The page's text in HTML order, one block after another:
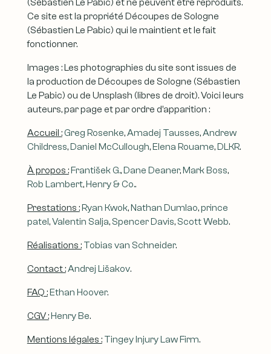
(Sébastien Le Pabic) et ne peuvent être reproduits.
Ce site est la propriété Découpes de Sologne
(Sébastien Le Pabic) qui le maintient et le fait
fonctionner.
Images : Les photographies du site sont issues de
la production de Découpes de Sologne (Sébastien
Le Pabic) ou de Unsplash (libres de droit). Voici leurs
auteurs, par page et par ordre d’apparition :
Accueil :Greg Rosenke,Amadej Tausses,Andrew
Childress,Daniel McCullough,Elena Rouame,DLKR.
À propos :František G.,Dane Deaner,Mark Boss,
Rob Lambert,Henry & Co..
Prestations :Ryan Kwok,Nathan Dumlao,prince
patel,Valentin Salja, Spencer Davis, Scott Webb.
Réalisations : Tobias van Schneider.
Contact :Andrej Lišakov.
FAQ :Ethan Hoover.
CGV :Henry Be.
Mentions légales : Tingey Injury Law Firm.